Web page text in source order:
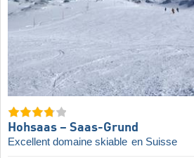
Hohsaas – Saas-Grund
Excellent domaine skiable en Suisse